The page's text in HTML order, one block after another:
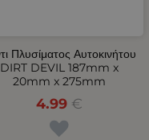
Πλυσίματος Αυτοκινήτου
DIRT DEVIL 187mm x
20mm x 275mm
4.99 €